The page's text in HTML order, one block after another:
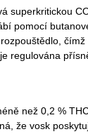
superkritickou
pomocí
regulována
než 0,2 %
že vosk